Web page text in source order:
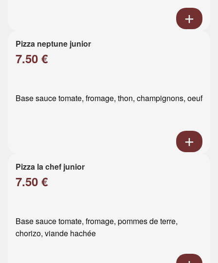
Pizza neptune junior
7.50 €
Base sauce tomate, fromage, thon, champignons, oeuf
Pizza la chef junior
7.50 €
Base sauce tomate, fromage, pommes de terre,
chorizo, viande hachée